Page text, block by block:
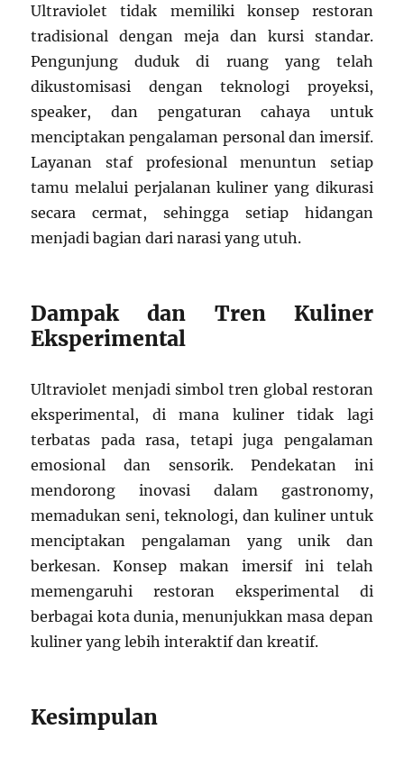
Ultraviolet tidak memiliki konsep restoran
tradisional dengan meja dan kursi standar.
Pengunjung duduk di ruang yang telah
dikustomisasi dengan teknologi proyeksi,
speaker, dan pengaturan cahaya untuk
menciptakan pengalaman personal dan imersif.
Layanan staf profesional menuntun setiap
tamu melalui perjalanan kuliner yang dikurasi
secara cermat, sehingga setiap hidangan
menjadi bagian dari narasi yang utuh.
Dampak dan Tren Kuliner
Eksperimental
Ultraviolet menjadi simbol tren global restoran
eksperimental, di mana kuliner tidak lagi
terbatas pada rasa, tetapi juga pengalaman
emosional dan sensorik. Pendekatan ini
mendorong inovasi dalam gastronomy,
memadukan seni, teknologi, dan kuliner untuk
menciptakan pengalaman yang unik dan
berkesan. Konsep makan imersif ini telah
memengaruhi restoran eksperimental di
berbagai kota dunia, menunjukkan masa depan
kuliner yang lebih interaktif dan kreatif.
Kesimpulan